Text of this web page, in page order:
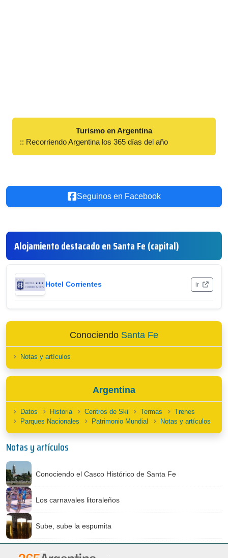
Turismo en Argentina
:: Recorriendo Argentina los 365 días del año
Seguinos en Facebook
Alojamiento destacado en Santa Fe (capital)
Hotel Corrientes ir
Conociendo Santa Fe
Notas y artículos
Argentina
Datos Historia Centros de Ski Termas
Trenes
Parques Nacionales
Patrimonio Mundial Notas y artículos
Notas y artículos
Conociendo el Casco Histórico de Santa Fe
Los carnavales litoraleños
Sube, sube la espumita